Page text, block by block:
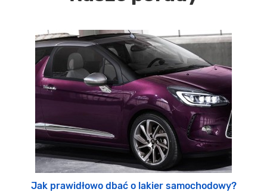
Jak prawidłowo dbać o lakier samochodowy?